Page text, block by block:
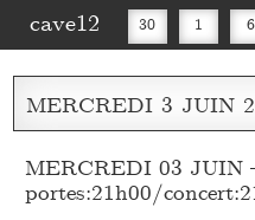
cave12 30 1 6
16 20
MERCREDI 3 JUIN
MERCREDI 03 JUIN
portes:21h00/